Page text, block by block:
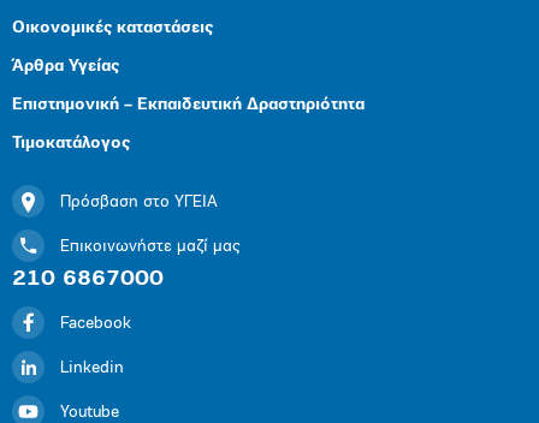
Οικονομικές καταστάσεις
Άρθρα Υγείας
Επιστημονική – Εκπαιδευτική Δραστηριότητα
Τιμοκατάλογος
Πρόσβαση στο ΥΓΕΙΑ
Επικοινωνήστε μαζί μας
210 6867000
Facebook
Linkedin
Youtube